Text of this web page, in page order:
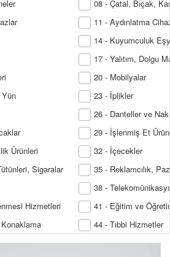
08 - Çatal, Bıçak,
11 - Aydınlatma
14 - Kuyumculuk
17 - Yalıtım, Dolgu
20 - Mobilyalar
23 - İplikler
26 - Danteller ve
29 - İşlenmiş Et
Ürünleri
32 - İçecekler
Sigaralar
35 - Reklamcılık,
38 -
Hizmetleri
41 - Eğitim ve
44 - Tıbbi Hizmetler